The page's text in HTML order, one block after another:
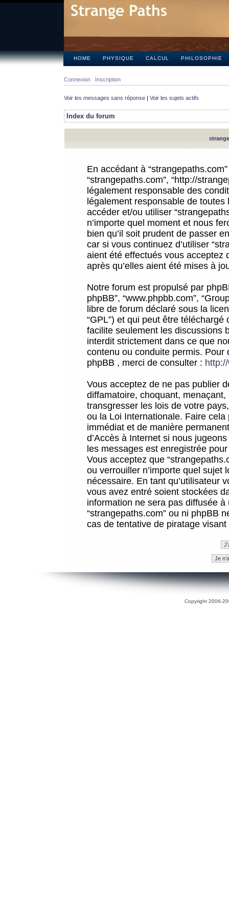
HOME PHYSIQUE CALCUL PHILOSOPHIE
Connexion Inscription
Voir les messages sans réponse | Voir les sujets actifs
Index du forum
En accédant à
“strangepaths.com”, “http://
légalement responsable des
légalement responsable de
accéder et/ou utiliser
n’importe quel moment et nous
bien qu’il soit prudent de passer
car si vous continuez d’utiliser
aient été effectués vous acceptez
après qu’elles aient été mises à
Notre forum est propulsé par
phpBB”, “www.phpbb.com”,
libre de forum déclaré sous la
“GPL”) et qui peut être téléchargé
facilite seulement les discussions
interdit strictement dans ce que
contenu ou conduite permis.
phpBB , merci de consulter :
Vous acceptez de ne pas publier
diffamatoire, choquant,
transgresser les lois de votre
ou la Loi Internationale. Faire
immédiat et de manière
d’Accès à Internet si nous
les messages est enregistrée
Vous acceptez que
ou verrouiller n’importe quel sujet
nécessaire. En tant qu’utilisateur
vous avez entré soient stockées
information ne sera pas diffusée
“strangepaths.com” ou ni phpBB
cas de tentative de piratage
Copyright 2006-